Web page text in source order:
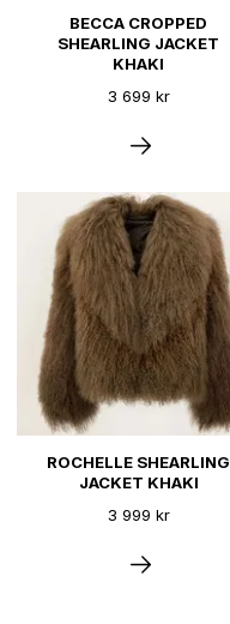
BECCA CROPPED
SHEARLING JACKET
KHAKI
3 699 kr
ROCHELLE SHEARLING
JACKET KHAKI
3 999 kr